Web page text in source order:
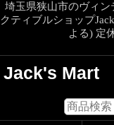
埼玉県狭山市のヴィ
クティブルショップ
よる) 定
Jack's Mart